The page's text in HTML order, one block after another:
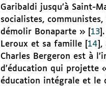
Garibaldi jusqu’à Saint-
socialistes,
démolir Bonaparte »[ 13]
Leroux et sa famille[ 14 ,
Charles Bergeron est à
d’éducation qui projette
éducation intégrale et le